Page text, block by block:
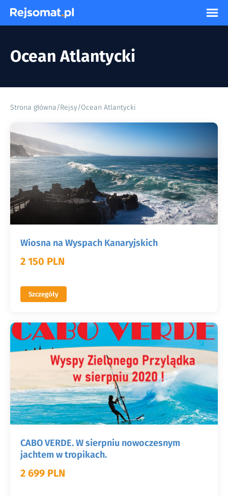
Ocean Atlantycki
Strona główna/Rejsy/Ocean Atlantycki
Wiosna na Wyspach Kanaryjskich
2 150 PLN
Szczegóły
CABO VERDE. W sierpniu nowoczesnym
jachtem w tropikach.
2 699 PLN